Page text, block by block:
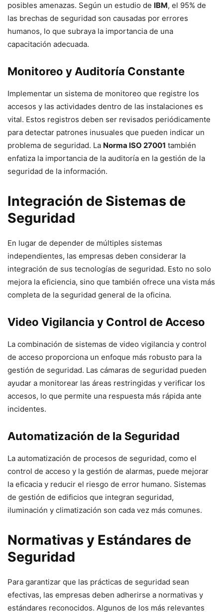
posibles amenazas. Según un estudio de IBM, el 95% de
las brechas de seguridad son causadas por errores
humanos, lo que subraya la importancia de una
capacitación adecuada.
Monitoreo y Auditoría Constante
Implementar un sistema de monitoreo que registre los
accesos y las actividades dentro de las instalaciones es
vital. Estos registros deben ser revisados periódicamente
para detectar patrones inusuales que pueden indicar un
problema de seguridad. La Norma ISO 27001 también
enfatiza la importancia de la auditoría en la gestión de la
seguridad de la información.
Integración de Sistemas de
Seguridad
En lugar de depender de múltiples sistemas
independientes, las empresas deben considerar la
integración de sus tecnologías de seguridad. Esto no solo
mejora la eficiencia, sino que también ofrece una vista más
completa de la seguridad general de la oficina.
Video Vigilancia y Control de Acceso
La combinación de sistemas de video vigilancia y control
de acceso proporciona un enfoque más robusto para la
gestión de seguridad. Las cámaras de seguridad pueden
ayudar a monitorear las áreas restringidas y verificar los
accesos, lo que permite una respuesta más rápida ante
incidentes.
Automatización de la Seguridad
La automatización de procesos de seguridad, como el
control de acceso y la gestión de alarmas, puede mejorar
la eficacia y reducir el riesgo de error humano. Sistemas
de gestión de edificios que integran seguridad,
iluminación y climatización son cada vez más comunes.
Normativas y Estándares de
Seguridad
Para garantizar que las prácticas de seguridad sean
efectivas, las empresas deben adherirse a normativas y
estándares reconocidos. Algunos de los más relevantes